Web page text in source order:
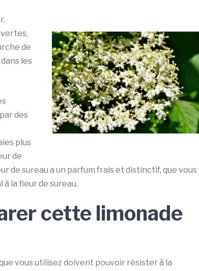
de
les
des
plus
de
de sureau a un parfum frais et distinctif, que vous
la fleur de sureau.
cette limonade
vous utilisez doivent pouvoir résister à la